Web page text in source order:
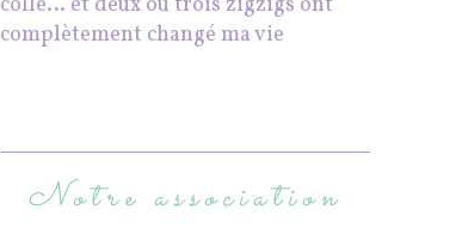
complètement changé ma vie
Notre association